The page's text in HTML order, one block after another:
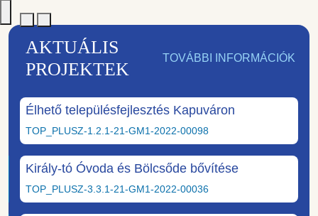
AKTUÁLIS
PROJEKTEK
TOVÁBBI INFORMÁCIÓK
Élhető településfejlesztés Kapuváron
TOP_PLUSZ-1.2.1-21-GM1-2022-00098
Király-tó Óvoda és Bölcsőde bővítése
TOP_PLUSZ-3.3.1-21-GM1-2022-00036